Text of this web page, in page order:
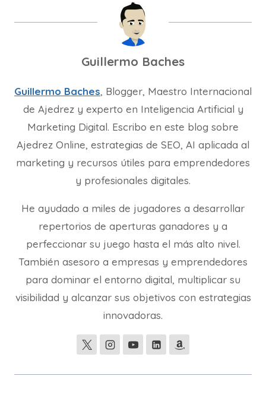
Guillermo Baches
Guillermo Baches, Blogger, Maestro Internacional
de Ajedrez y experto en Inteligencia Artificial y
Marketing Digital. Escribo en este blog sobre
Ajedrez Online, estrategias de SEO, AI aplicada al
marketing y recursos útiles para emprendedores
y profesionales digitales.
He ayudado a miles de jugadores a desarrollar
repertorios de aperturas ganadores y a
perfeccionar su juego hasta el más alto nivel.
También asesoro a empresas y emprendedores
para dominar el entorno digital, multiplicar su
visibilidad y alcanzar sus objetivos con estrategias
innovadoras.